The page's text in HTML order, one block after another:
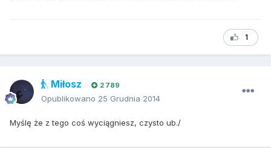
1
Miłosz 2 789
Opublikowano 25 Grudnia 2014
Myślę że z tego coś wyciągniesz, czysto ub./